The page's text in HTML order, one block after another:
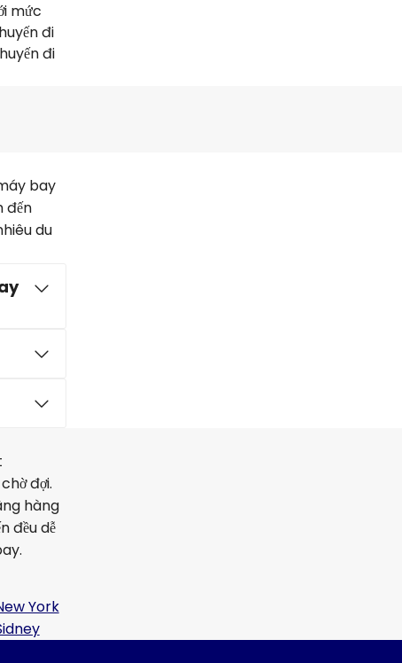
mức
đi
đi
bay
đến
du
đợi.
hàng
đều dễ
York